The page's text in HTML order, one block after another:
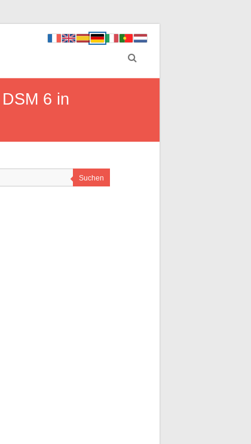
6 in
Suchen